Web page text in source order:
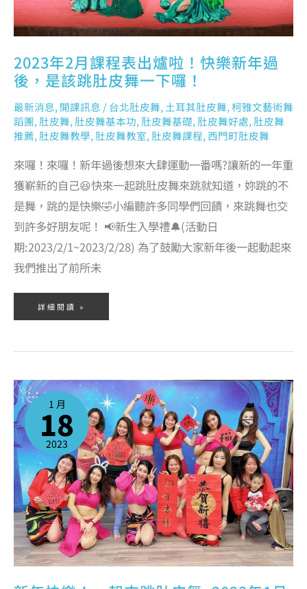
2023年2月課程表出爐啦！快樂新年過
後，是該跳肚皮舞一下囉！
最新消息, 開課訊息 /台北肚皮舞, 土耳其肚皮舞,柯雅文藝術舞
蹈團, 肚皮舞, 肚皮舞基本功, 肚皮舞基礎, 肚皮舞好處, 肚皮舞
推薦, 肚皮舞教學, 肚皮舞教室, 肚皮舞課程, 西門町肚皮舞
來囉！來囉！新年過後想來大肆運動一番嗎?讓新的一年重
獲嶄新的自己😆快來一起跳肚皮舞來跳就知道，妳跳的不
是舞，跳的是快樂🤣小編聽許多同學們回饋，來跳舞也交
到許多好朋友呢！ 📢新生入學禮🔔(活動日
期:2023/2/1~2023/2/28) 為了鼓勵大家新年後一起動起來
我們推出了前所未
一
下
囉！
詳細閱讀 »
1 月
18
2023
新
年
快
樂！
起
來
跳
肚
舞
~2023
年
1
月
份
重
要
通
知！